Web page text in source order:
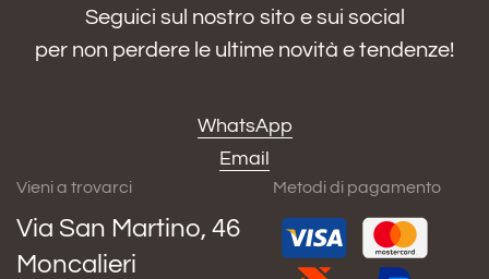
Seguici sul nostro sito e sui social
per non perdere le ultime novità e tendenze!
WhatsApp
Email
Vieni a trovarci
Via San Martino, 46
Moncalieri
Metodi di pagamento